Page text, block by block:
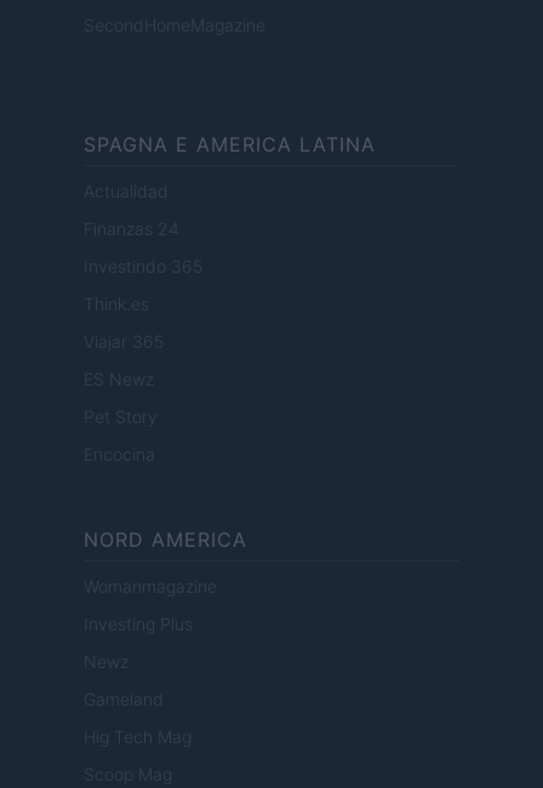
SecondHomeMagazine
SPAGNA E AMERICA LATINA
Actualidad
Finanzas 24
Investindo 365
Think.es
Viajar 365
ES Newz
Pet Story
Encocina
NORD AMERICA
Womanmagazine
Investing Plus
Newz
Gameland
Hig Tech Mag
Scoop Mag